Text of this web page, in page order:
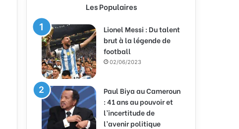
Les Populaires
Lionel Messi : Du talent
brut à la légende de
football
02/06/2023
Paul Biya au Cameroun
: 41 ans au pouvoir et
l’incertitude de
l’avenir politique